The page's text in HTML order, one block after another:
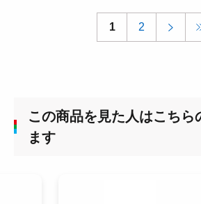
1 2
この商品を見た人はこちら
ます